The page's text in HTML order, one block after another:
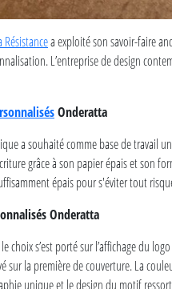
a exploité son savoir-faire
L’entreprise de design
Onderatta
a souhaité comme base de travail
grâce à son papier épais et son
épais pour s'éviter tout
Onderatta
choix s’est porté sur l’affichage du
sur la première de couverture. La
unique et le design du motif